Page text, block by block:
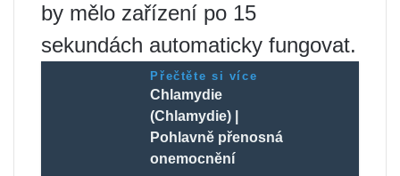
by mělo zařízení po 15
sekundách automaticky fungovat.
Přečtěte si více
Chlamydie
(Chlamydie) |
Pohlavně přenosná
onemocnění